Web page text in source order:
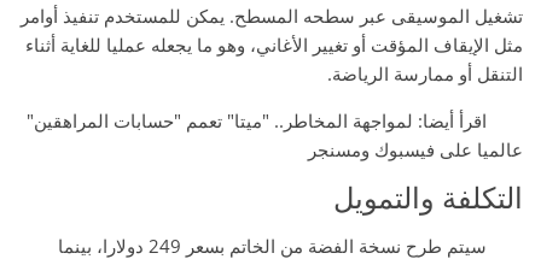
تشغيل الموسيقى عبر سطحه المسطح. يمكن للمستخدم تنفيذ أوامر
مثل الإيقاف المؤقت أو تغيير الأغاني، وهو ما يجعله عمليا للغاية أثناء
التنقل أو ممارسة الرياضة.
اقرأ أيضا: لمواجهة المخاطر.. "ميتا" تعمم "حسابات المراهقين"
عالميا على فيسبوك ومسنجر
التكلفة والتمويل
سيتم طرح نسخة الفضة من الخاتم بسعر 249 دولارا، بينما